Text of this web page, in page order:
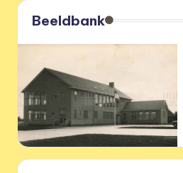
Beeldbank